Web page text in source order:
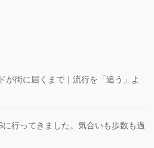
が街に届くまで｜流行を「追う」よ
行ってきました。気合いも歩数も過